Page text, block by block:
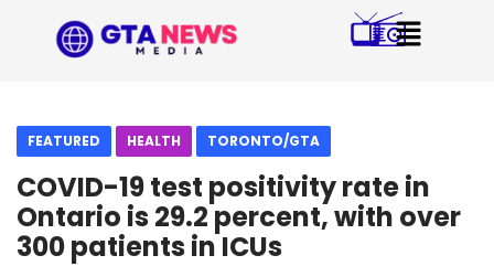
FEATURED HEALTH TORONTO/GTA
COVID-19 test positivity rate in
Ontario is 29.2 percent, with over
300 patients in ICUs